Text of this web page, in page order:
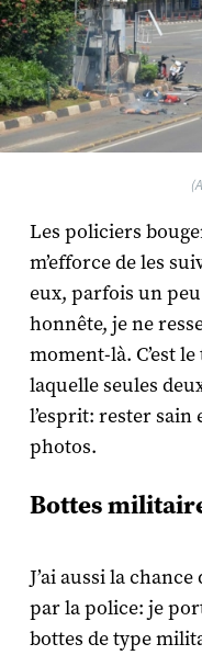
Les policiers
m’efforce de les
eux, parfois un
honnête, je ne
moment-là. C’est
laquelle seules
l’esprit: rester sain
photos.
Bottes
J’ai aussi la
par la police: je
bottes de type